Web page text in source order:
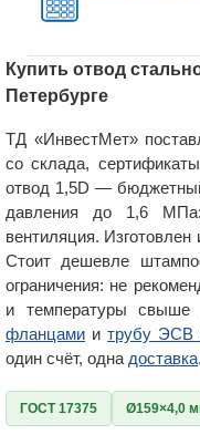
Купить отвод
Петербурге
ТД «ИнвестМет»
со склада,
отвод 1,5D —
давления до 1,6
вентиляция. Изготовлен
Стоит дешевле
ограничения: не
и температуры свыше
фланцами итрубу ЭСВ
один счёт, одна доставка.
ГОСТ 17375 Ø159×4,0